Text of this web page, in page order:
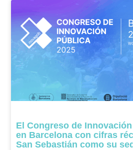
El Congreso de
en Barcelona con cifras
San Sebastián como su